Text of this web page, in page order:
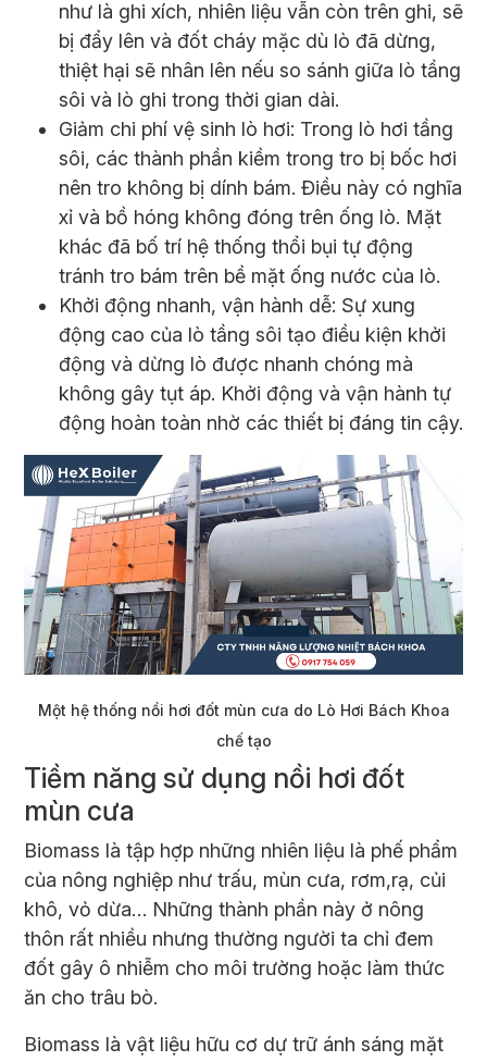
như là ghi xích, nhiên liệu vẫn còn trên ghi, sẽ
bị đẩy lên và đốt cháy mặc dù lò đã dừng,
thiệt hại sẽ nhân lên nếu so sánh giữa lò tầng
sôi và lò ghi trong thời gian dài.
Giảm chi phí vệ sinh lò hơi: Trong lò hơi tầng
sôi, các thành phần kiềm trong tro bị bốc hơi
nên tro không bị dính bám. Điều này có nghĩa
xỉ và bồ hóng không đóng trên ống lò. Mặt
khác đã bố trí hệ thống thổi bụi tự động
tránh tro bám trên bề mặt ống nước của lò.
Khởi động nhanh, vận hành dễ: Sự xung
động cao của lò tầng sôi tạo điều kiện khởi
động và dừng lò được nhanh chóng mà
không gây tụt áp. Khởi động và vận hành tự
động hoàn toàn nhờ các thiết bị đáng tin cậy.
Một hệ thống nồi hơi đốt mùn cưa do Lò Hơi Bách Khoa
chế tạo
Tiềm năng sử dụng nồi hơi đốt
mùn cưa
Biomass là tập hợp những nhiên liệu là phế phẩm
của nông nghiệp như trấu, mùn cưa, rơm,rạ, củi
khô, vỏ dừa… Những thành phần này ở nông
thôn rất nhiều nhưng thường người ta chỉ đem
đốt gây ô nhiễm cho môi trường hoặc làm thức
ăn cho trâu bò.
Biomass là vật liệu hữu cơ dự trữ ánh sáng mặt